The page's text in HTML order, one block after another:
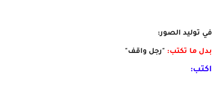
في توليد الصور:
بدل ما تكتب: "رجل واقف"
اكتب: